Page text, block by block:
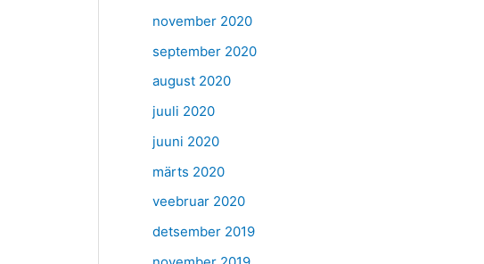
november 2020
september 2020
august 2020
juuli 2020
juuni 2020
märts 2020
veebruar 2020
detsember 2019